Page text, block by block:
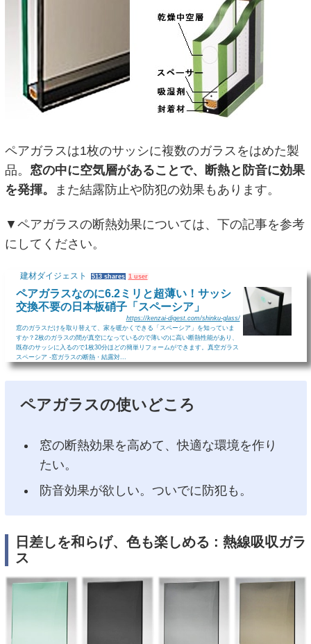
ペアガラスは1枚のサッシに複数のガラスをはめた製
品。 窓の中に空気層があることで、断熱と防音に効果
を発揮。
また結露防止や防犯の効果もあります。
▼ペアガラスの断熱効果については、下の記事を参考
にしてください。
建材ダイジェスト 513 shares 1 user
ペアガラスなのに6.2ミリと超薄い！サッシ
交換不要の日本板硝子「スペーシア」
https://kenzai-digest.com/shinku-glass/
窓のガラスだけを取り替えて、家を暖かくできる「スペーシア」を知っていま
すか？2枚のガラスの間が真空になっているので薄いのに高い断熱性能があり、
既存のサッシに入るので1枚30分ほどの簡単リフォームができます。真空ガラス
スペーシア -窓ガラスの断熱・結露対...
ペアガラスの使いどころ
窓の断熱効果を高めて、快適な環境を作り
たい。
防音効果が欲しい。ついでに防犯も。
日差しを和らげ、色も楽しめる : 熱線吸収ガラ
ス